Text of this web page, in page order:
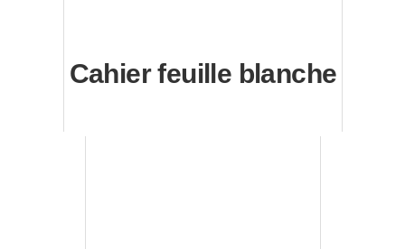
Cahier feuille blanche